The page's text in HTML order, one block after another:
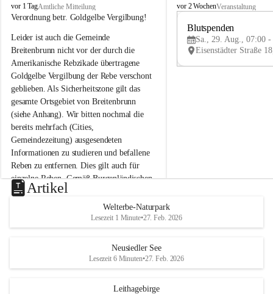
B
r
i
t
e
n
b
r
u
n
n
a
m
N
e
u
s
d
S
vor 1 TagAmtliche Mitteilung
Verordnung betr. Goldgelbe Vergilbung!
Leider ist auch die Gemeinde
Breitenbrunn nicht vor der durch die
Amerikanische Rebzikade übertragene
Goldgelbe Vergilbung der Rebe verschont
geblieben. Als Sicherheitszone gilt das
gesamte Ortsgebiet von Breitenbrunn
(siehe Anhang). Wir bitten nochmal die
bereits mehrfach (Cities,
Gemeindezeitung) ausgesendeten
Informationen zu studieren und befallene
Reben zu entfernen. Dies gilt auch für
einzelne Reben. Gemäß Burgenländischen
Weinbaugesetz sind nicht gepflegte oder
unzulässige Weingärten zu roden! Bitte
helfen wir zusammen um unsere Winzer
vor den prognostizierten Ernteausfällen
und den daraus folgenden wirtschaftlichen
B
e
u
e
d
r
S
vor 2 WochenVeranstaltung
Blutspenden
Sa., 29. Aug., 07:00 -
Artikel
Welterbe-Naturpark
Lesezeit 1 Minute•27. Feb. 2026
Neusiedler See
Lesezeit 6 Minuten•27. Feb. 2026
Leithagebirge